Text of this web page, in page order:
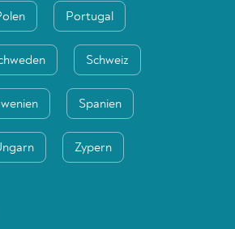
Portugal
Schweiz
Spanien
Zypern